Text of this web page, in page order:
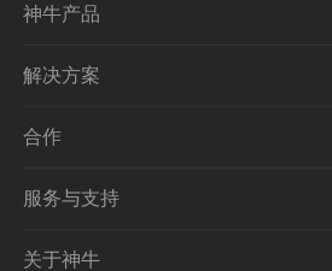
神牛产品
解决方案
合作
服务与支持
关于神牛